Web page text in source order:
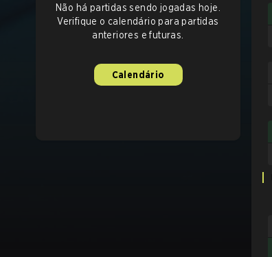
Não há partidas sendo jogadas hoje.
Verifique o calendário para partidas
anteriores e futuras.
Calendário